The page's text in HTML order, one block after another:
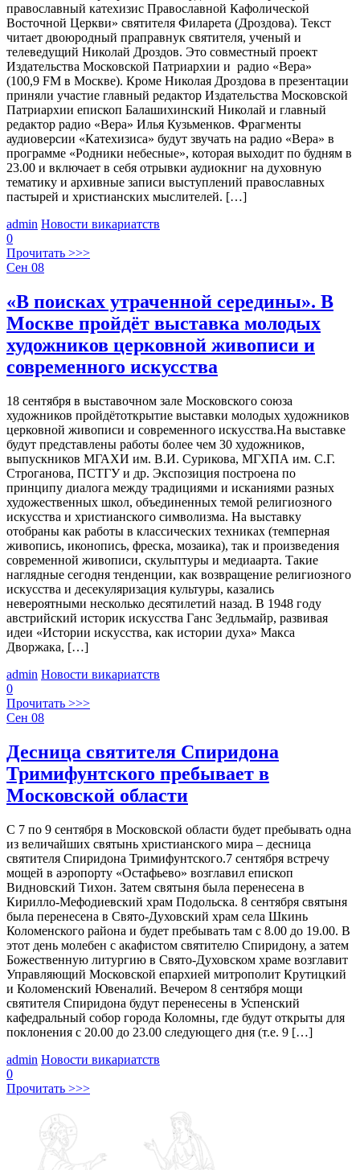
православный катехизис Православной Кафолической
Восточной Церкви» святителя Филарета (Дроздова). Текст
читает двоюродный праправнук святителя, ученый и
телеведущий Николай Дроздов. Это совместный проект
Издательства Московской Патриархии и радио «Вера»
(100,9 FM в Москве). Кроме Николая Дроздова в презентации
приняли участие главный редактор Издательства Московской
Патриархии епископ Балашихинский Николай и главный
редактор радио «Вера» Илья Кузьменков. Фрагменты
аудиоверсии «Катехизиса» будут звучать на радио «Вера» в
программе «Родники небесные», которая выходит по будням в
23.00 и включает в себя отрывки аудиокниг на духовную
тематику и архивные записи выступлений православных
пастырей и христианских мыслителей. […]
admin Новости викариатств
0
Прочитать >>>
Сен 08
«В поисках утраченной середины». В
Москве пройдёт выставка молодых
художников церковной живописи и
современного искусства
18 сентября в выставочном зале Московского союза
художников пройдётоткрытие выставки молодых художников
церковной живописи и современного искусства.На выставке
будут представлены работы более чем 30 художников,
выпускников МГАХИ им. В.И. Сурикова, МГХПА им. С.Г.
Строганова, ПСТГУ и др. Экспозиция построена по
принципу диалога между традициями и исканиями разных
художественных школ, объединенных темой религиозного
искусства и христианского символизма. На выставку
отобраны как работы в классических техниках (темперная
живопись, иконопись, фреска, мозаика), так и произведения
современной живописи, скульптуры и медиаарта. Такие
наглядные сегодня тенденции, как возвращение религиозного
искусства и десекуляризация культуры, казались
невероятными несколько десятилетий назад. В 1948 году
австрийский историк искусства Ганс Зедльмайр, развивая
идеи «Истории искусства, как истории духа» Макса
Дворжака, […]
admin Новости викариатств
0
Прочитать >>>
Сен 08
Десница святителя Спиридона
Тримифунтского пребывает в
Московской области
С 7 по 9 сентября в Московской области будет пребывать одна
из величайших святынь христианского мира – десница
святителя Спиридона Тримифунтского.7 сентября встречу
мощей в аэропорту «Остафьево» возглавил епископ
Видновский Тихон. Затем святыня была перенесена в
Кирилло-Мефодиевский храм Подольска. 8 сентября святыня
была перенесена в Свято-Духовский храм села Шкинь
Коломенского района и будет пребывать там с 8.00 до 19.00. В
этот день молебен с акафистом святителю Спиридону, а затем
Божественную литургию в Свято-Духовском храме возглавит
Управляющий Московской епархией митрополит Крутицкий
и Коломенский Ювеналий. Вечером 8 сентября мощи
святителя Спиридона будут перенесены в Успенский
кафедральный собор города Коломны, где будут открыты для
поклонения с 20.00 до 23.00 следующего дня (т.е. 9 […]
admin Новости викариатств
0
Прочитать >>>